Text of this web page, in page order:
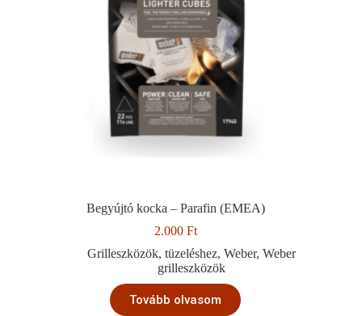
Begyújtó kocka – Parafin (EMEA)
2.000 Ft
Grilleszközök,tüzeléshez,Weber,Weber
grilleszközök
Tovább olvasom